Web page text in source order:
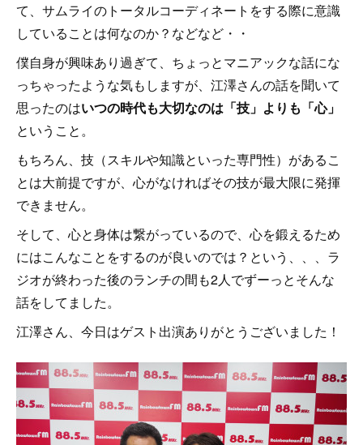
て、サムライのトータルコーディネートをする際に意識
していることは何なのか？などなど・・
僕自身が興味あり過ぎて、ちょっとマニアックな話にな
っちゃったような気もしますが、江澤さんの話を聞いて
思ったのはいつの時代も大切なのは「技」よりも「心」
ということ。
もちろん、技（スキルや知識といった専門性）があるこ
とは大前提ですが、心がなければその技が最大限に発揮
できません。
そして、心と身体は繋がっているので、心を鍛えるため
にはこんなことをするのが良いのでは？という、、、ラ
ジオが終わった後のランチの間も2人でずーっとそんな
話をしてました。
江澤さん、今日はゲスト出演ありがとうございました！